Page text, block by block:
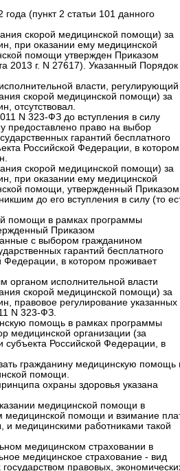
(пункт 2 статьи 101 данного
скорой медицинской помощи) за
при оказании ему медицинской
помощи утвержден Приказом
2013 г. N 27617). Указанный Порядок
власти, регулирующий
скорой медицинской помощи) за
отсутствовал.
N 323-ФЗ до вступления в силу
предоставлено право на выбор
гарантий бесплатного
Российской Федерации, в котором
скорой медицинской помощи) за
при оказании ему медицинской
помощи, утвержденный Приказом
до его вступления в силу (то
помощи в рамках программы
Приказом
с выбором гражданином
гарантий бесплатного
Федерации, в котором проживает
органом исполнительной власти
скорой медицинской помощи) за
правовое регулирование указанных
N 323-ФЗ.
помощь в рамках программы
медицинской организации (за
Российской Федерации, в
гражданину медицинскую помощь
помощи.
охраны здоровья указана
медицинской помощи в
медицинской помощи и взимание
и медицинскими работниками такой
медицинском страховании в
медицинское страхование - вид
правовых,